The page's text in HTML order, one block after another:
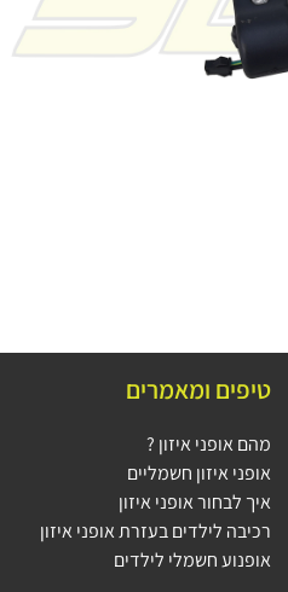
טיפים ומאמרים
מהם אופני איזון ?
אופני איזון חשמליים
איך לבחור אופני איזון
רכיבה לילדים בעזרת אופני איזון
אופנוע חשמלי לילדים